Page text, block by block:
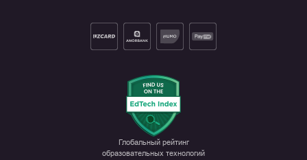
Глобальный рейтинг
образовательных технологий